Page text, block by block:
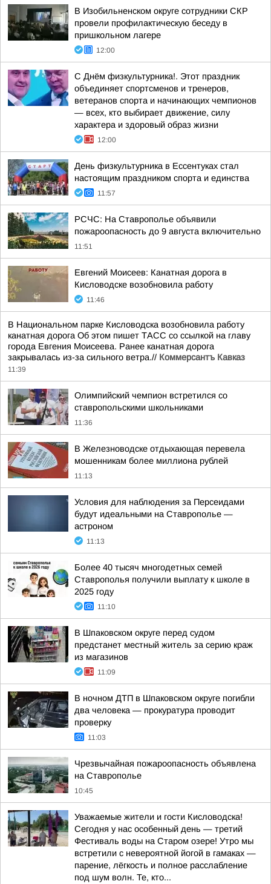
В Изобильненском округе сотрудники СКР
провели профилактическую беседу в
пришкольном лагере
12:00
С Днём физкультурника!. Этот праздник
объединяет спортсменов и тренеров,
ветеранов спорта и начинающих чемпионов
— всех, кто выбирает движение, силу
характера и здоровый образ жизни
12:00
День физкультурника в Ессентуках стал
настоящим праздником спорта и единства
11:57
РСЧС: На Ставрополье объявили
пожароопасность до 9 августа включительно
11:51
Евгений Моисеев: Канатная дорога в
Кисловодске возобновила работу
11:46
В Национальном парке Кисловодска возобновила работу
канатная дорога Об этом пишет ТАСС со ссылкой на главу
города Евгения Моисеева. Ранее канатная дорога
закрывалась из-за сильного ветра.// Коммерсантъ Кавказ
11:39
Олимпийский чемпион встретился со
ставропольскими школьниками
11:36
В Железноводске отдыхающая перевела
мошенникам более миллиона рублей
11:13
Условия для наблюдения за Персеидами
будут идеальными на Ставрополье —
астроном
11:13
Более 40 тысяч многодетных семей
Ставрополья получили выплату к школе в
2025 году
11:10
В Шпаковском округе перед судом
предстанет местный житель за серию краж
из магазинов
11:09
В ночном ДТП в Шпаковском округе погибли
два человека — прокуратура проводит
проверку
11:03
Чрезвычайная пожароопасность объявлена
на Ставрополье
10:45
Уважаемые жители и гости Кисловодска!
Сегодня у нас особенный день — третий
Фестиваль воды на Старом озере! Утро мы
встретили с невероятной йогой в гамаках —
парение, лёгкость и полное расслабление
под шум волн. Те, кто...